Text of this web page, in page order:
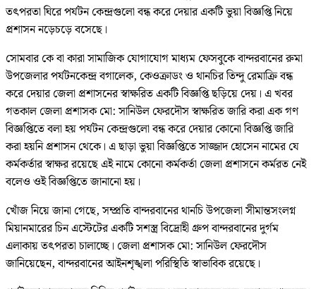
তৎপরতা ঘিরে পর্যটন কেন্দ্রগুলো বন্ধ করে দেয়ার একটি ভুয়া বিজ্ঞপ্তি নিয়ে
প্রশাসন নড়েচড়ে বসেছে।
সোমবার কে বা কারা সামাজিক যোগাযোগ মাধ্যম ফেসবুকে বান্দরবানের রুমা
উপজেলার পর্যটনকেন্দ্র বগালেক, কেওক্রাডং ও থানচির তিন্দু রেমাক্রি বন্ধ
করে দেয়ার জেলা প্রশাসনের স্বাক্ষরিত একটি বিজ্ঞপ্তি ছড়িয়ে দেয়। এ খবর
গতকাল জেলা প্রশাসক মো: সানিউল ফেরদৌস স্বাক্ষরিত জারি করা এক গণ
বিজ্ঞপ্তিতে বলা হয় পর্যটন কেন্দ্রগুলো বন্ধ করে দেয়ার কোনো বিজ্ঞপ্তি জারি
করা হয়নি প্রশাসন থেকে। এ ছাড়া ভুয়া বিজ্ঞপ্তিতে সাজ্জাদ হোসেন নামের যে
কর্মকর্তার স্বাক্ষর রয়েছে এই নামে কোনো কর্মকর্তা জেলা প্রশাসনে কর্মরত নেই
বলেও ওই বিজ্ঞপ্তিতে জানানো হয়।
খোঁজ নিয়ে জানা গেছে, সম্প্রতি বান্দরবানের থানচি উপজেলা সীমান্তসংলগ্ন
মিয়ানমারের চিন এস্টেটের একটি সশস্ত্র বিদ্রোহী গ্রুপ বান্দরবানের দুর্গম
এলাকায় তৎপরতা চালাচ্ছে। জেলা প্রশাসক মো: সানিউল ফেরদৌস
জানিয়েছেন, বান্দরবানের আইনশৃঙ্খলা পরিস্থিতি স্বাভাবিক রয়েছে।